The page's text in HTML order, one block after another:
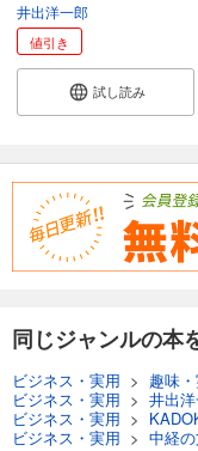
井出洋一郎
値引き
試し読み
同じジャンルの本
ビジネス・実用 > 趣味
ビジネス・実用 > 井出
ビジネス・実用 >
ビジネス・実用 > 中経